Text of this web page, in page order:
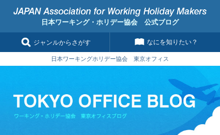
日本ワーキング・ホリデー協会 公式ブログ
ジャンルからさがす なにを知りたい？
日本ワーキングホリデー協会 東京オフィス